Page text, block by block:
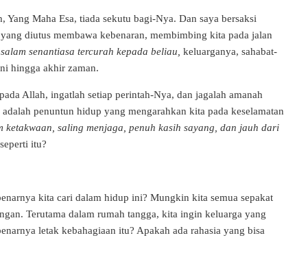
Maha Esa, tiada sekutu bagi-Nya. Dan saya bersaksi
diutus membawa kebenaran, membimbing kita pada jalan
senantiasa tercurah kepada beliau, keluarganya, sahabat-
hingga akhir zaman.
Allah, ingatlah setiap perintah-Nya, dan jagalah amanah
penuntun hidup yang mengarahkan kita pada keselamatan
ketakwaan, saling menjaga, penuh kasih sayang, dan jauh dari
itu?
kita cari dalam hidup ini? Mungkin kita semua sepakat
Terutama dalam rumah tangga, kita ingin keluarga yang
letak kebahagiaan itu? Apakah ada rahasia yang bisa